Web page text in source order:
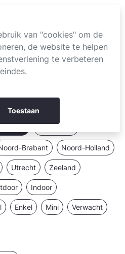
van "cookies" om de
de website te helpen
te verbeteren
Toestaan
Brabant Noord-Holland
Utrecht Zeeland
Indoor
Enkel Mini Verwacht